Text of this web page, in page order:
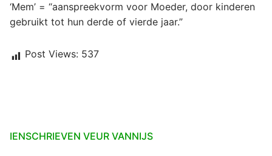
‘Mem’ = “aanspreekvorm voor Moeder, door kinderen
gebruikt tot hun derde of vierde jaar.”
Post Views: 537
IENSCHRIEVEN VEUR VANNIJS